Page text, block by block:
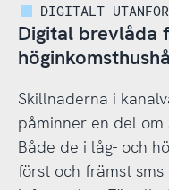
DIGITALT
Digital brevlåda
Skillnaderna i
påminner en del
Både de i låg- och
först och främst